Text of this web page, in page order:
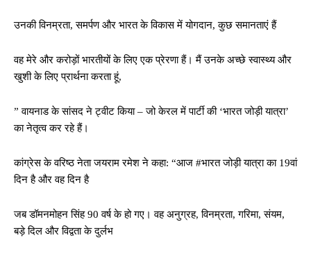
उनकी विनम्रता, समर्पण और भारत के विकास में योगदान, कुछ समानताएं हैं
वह मेरे और करोड़ों भारतीयों के लिए एक प्रेरणा हैं। मैं उनके अच्छे स्वास्थ्य और
खुशी के लिए प्रार्थना करता हूं,
” वायनाड के सांसद ने ट्वीट किया – जो केरल में पार्टी की ‘भारत जोड़ी यात्रा’
का नेतृत्व कर रहे हैं।
कांग्रेस के वरिष्ठ नेता जयराम रमेश ने कहा: “आज #भारत जोड़ी यात्रा का 19वां
दिन है और वह दिन है
जब डॉमनमोहन सिंह 90 वर्ष के हो गए। वह अनुग्रह, विनम्रता, गरिमा, संयम,
बड़े दिल और विद्वता के दुर्लभ